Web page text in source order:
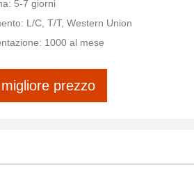
5-7 giorni
L/C, T/T, Western Union
1000 al mese
prezzo